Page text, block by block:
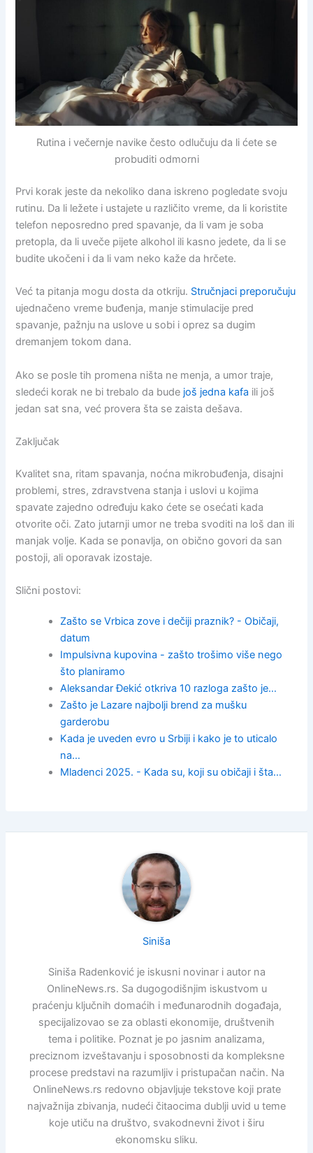
Rutina i večernje navike često odlučuju da li ćete se
probuditi odmorni
Prvi korak jeste da nekoliko dana iskreno pogledate svoju
rutinu. Da li ležete i ustajete u različito vreme, da li koristite
telefon neposredno pred spavanje, da li vam je soba
pretopla, da li uveče pijete alkohol ili kasno jedete, da li se
budite ukočeni i da li vam neko kaže da hrčete.
Već ta pitanja mogu dosta da otkriju. Stručnjaci preporučuju
ujednačeno vreme buđenja, manje stimulacije pred
spavanje, pažnju na uslove u sobi i oprez sa dugim
dremanjem tokom dana.
Ako se posle tih promena ništa ne menja, a umor traje,
sledeći korak ne bi trebalo da bude još jedna kafa ili još
jedan sat sna, već provera šta se zaista dešava.
Zaključak
Kvalitet sna, ritam spavanja, noćna mikrobuđenja, disajni
problemi, stres, zdravstvena stanja i uslovi u kojima
spavate zajedno određuju kako ćete se osećati kada
otvorite oči. Zato jutarnji umor ne treba svoditi na loš dan ili
manjak volje. Kada se ponavlja, on obično govori da san
postoji, ali oporavak izostaje.
Slični postovi:
Zašto se Vrbica zove i dečiji praznik? - Običaji,
datum
Impulsivna kupovina - zašto trošimo više nego
što planiramo
Aleksandar Đekić otkriva 10 razloga zašto je…
Zašto je Lazare najbolji brend za mušku
garderobu
Kada je uveden evro u Srbiji i kako je to uticalo
na…
Mladenci 2025. - Kada su, koji su običaji i šta…
Siniša
Siniša Radenković je iskusni novinar i autor na
OnlineNews.rs. Sa dugogodišnjim iskustvom u
praćenju ključnih domaćih i međunarodnih događaja,
specijalizovao se za oblasti ekonomije, društvenih
tema i politike. Poznat je po jasnim analizama,
preciznom izveštavanju i sposobnosti da kompleksne
procese predstavi na razumljiv i pristupačan način. Na
OnlineNews.rs redovno objavljuje tekstove koji prate
najvažnija zbivanja, nudeći čitaocima dublji uvid u teme
koje utiču na društvo, svakodnevni život i širu
ekonomsku sliku.